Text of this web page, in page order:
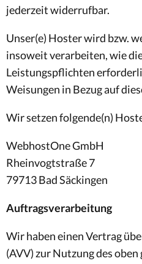
jederzeit widerrufbar.
Unser(e) Hoster wird bzw.
insoweit verarbeiten, wie
Leistungspflichten
Weisungen in Bezug auf
Wir setzen folgende(n)
WebhostOne GmbH
Rheinvogtstraße 7
79713 Bad Säckingen
Auftragsverarbeitung
Wir haben einen Vertrag
(AVV) zur Nutzung des